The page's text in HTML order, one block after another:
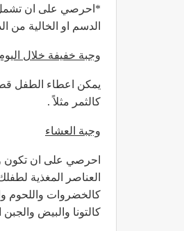
*احرصي على ان تشمل
الدسم او الخالية من
وجبة خفيفة خلال
كالثمر مثلاً .
وجبة العشاء
احرصي على ان تكون
العناصر المغذية
كالخضروات واللحوم
كالتونا والبيض والجبن